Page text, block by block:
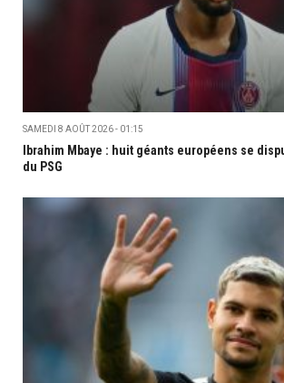
SAMEDI 8 AOÛT 2026 - 01:15
Ibrahim Mbaye : huit géants européens se
du PSG